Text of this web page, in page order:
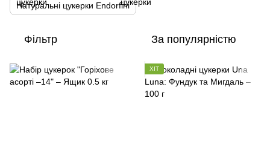
Натуральні цукерки Endorfini
Фільтр За популярністю
ХІТ